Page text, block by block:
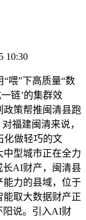
10:30
”下高质量“数
链’的集群效
策帮推闽清县跑
福建闽清来说，
化做轻巧的文
型城市正在全力
长AI财产，闽清县
能力的县域，位于
取大数据财产正
阳说。引入AI财